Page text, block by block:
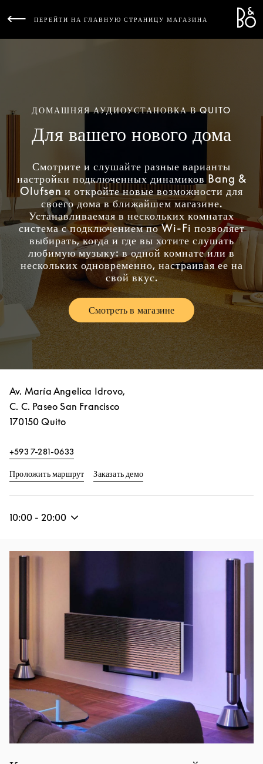
ПЕРЕЙТИ НА ГЛАВНУЮ СТРАНИЦУ МАГАЗИНА
ДОМАШНЯЯ АУДИОУСТАНОВКА В QUITO
Для вашего нового дома
Смотрите и слушайте разные варианты
настройки подключенных динамиков Bang &
Olufsen и откройте новые возможности для
своего дома в ближайшем магазине.
Устанавливаемая в нескольких комнатах
система с подключением по Wi-Fi позволяет
выбирать, когда и где вы хотите слушать
любимую музыку: в одной комнате или в
нескольких одновременно, настраивая ее на
свой вкус.
Смотреть в магазинеLink Opens in New Tab
Av. María Angelica Idrovo,
C. C. Paseo San Francisco
170150 Quito
+593 7-281-0633
Проложить маршрутLink Opens in New Tab
Заказать демо
10:00 - 20:00
Изображение события